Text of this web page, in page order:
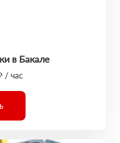
в Бакале
/ час